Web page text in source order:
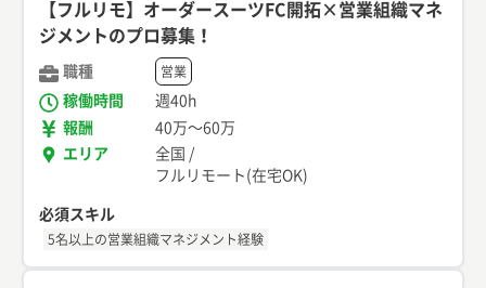
【フルリモ】オーダースーツFC開拓×営業組織マネ
ジメントのプロ募集！
職種 営業
稼働時間
週40h
報酬
40万〜60万
エリア
全国 /
フルリモート(在宅OK)
必須スキル
5名以上の営業組織マネジメント経験